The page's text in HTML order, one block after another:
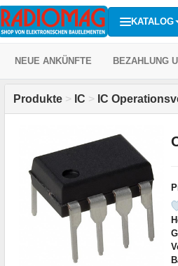
KATALOG
NEUE ANKÜNFTE BEZAHLUNG
Produkte > IC > IC